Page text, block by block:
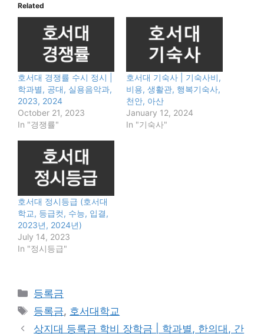
Related
호서대 경쟁률 수시 정시 |
학과별, 공대, 실용음악과,
2023, 2024
October 21, 2023
In "경쟁률"
호서대 기숙사 | 기숙사비,
비용, 생활관, 행복기숙사,
천안, 아산
January 12, 2024
In "기숙사"
호서대 정시등급 (호서대
학교, 등급컷, 수능, 입결,
2023년, 2024년)
July 14, 2023
In "정시등급"
Categories
등록금
Tags
등록금, 호서대학교
상지대 등록금 학비 장학금 | 학과별, 한의대, 간